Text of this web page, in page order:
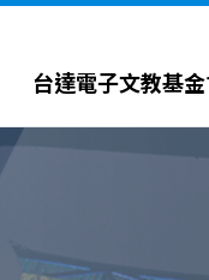
台達電子文教基